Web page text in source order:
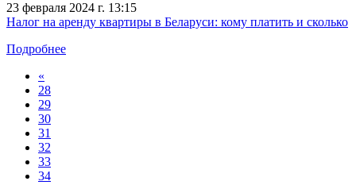
23 февраля 2024 г. 13:15
Налог на аренду квартиры в Беларуси: кому платить и сколько
Подробнее
«
28
29
30
31
32
33
34